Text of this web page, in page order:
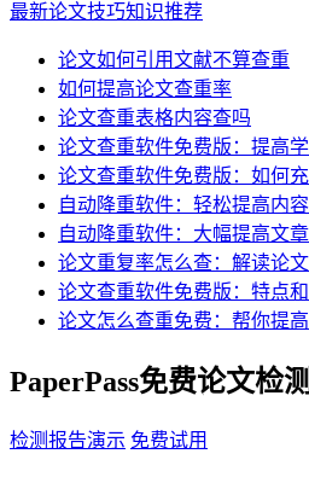
最新论文技巧知识推荐
论文如何引用文献不算查重
如何提高论文查重率
论文查重表格内容查吗
论文查重软件免费版：提高
论文查重软件免费版：如何
自动降重软件：轻松提高内
自动降重软件：大幅提高文
论文重复率怎么查：解读论
论文查重软件免费版：特点
论文怎么查重免费：帮你提
PaperPass免费论文检测
检测报告演示 免费试用